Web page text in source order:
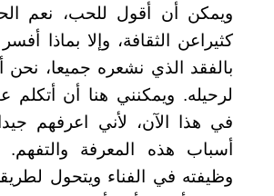
ويمكن أن أقول للحب، نعم
كثيراعن الثقافة، وإلا بماذا
بالفقد الذي نشعره جميعا، نحن
لرحيله. ويمكنني هنا أن أتكلم
في هذا الآن، لأني اعرفهم
أسباب هذه المعرفة والتفهم.
وظيفته في الفناء ويتحول